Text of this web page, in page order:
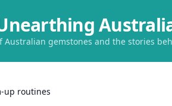
Australian gemstones and the stories
up routines